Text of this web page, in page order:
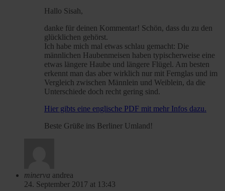
Hallo Sisah,
danke für deinen Kommentar! Schön, dass du zu den
glücklichen gehörst.
Ich habe mich mal etwas schlau gemacht: Die
männlichen Haubenmeisen haben typischerweise eine
etwas längere Haube und längere Flügel. Am besten
erkennt man das aber wirklich nur mit Fernglas und im
Vergleich zwischen Männlein und Weiblein, da die
Unterschiede doch recht gering sind.
Hier gibts eine englische PDF mit mehr Infos dazu.
Beste Grüße ins Berliner Umland!
minerva andrea
24. September 2017 at 13:43